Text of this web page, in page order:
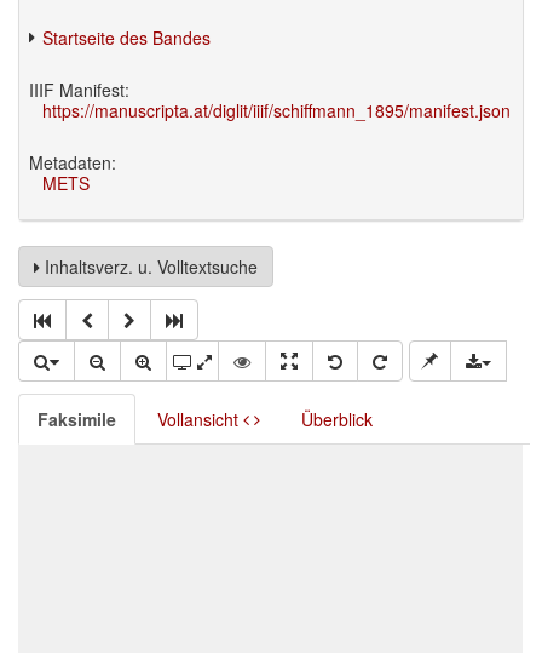
Startseite des Bandes
IIIF Manifest:
https://manuscripta.at/diglit/iiif/schiffmann_1895/manifest.json
Metadaten:
METS
Inhaltsverz. u. Volltextsuche
Faksimile Vollansicht Überblick